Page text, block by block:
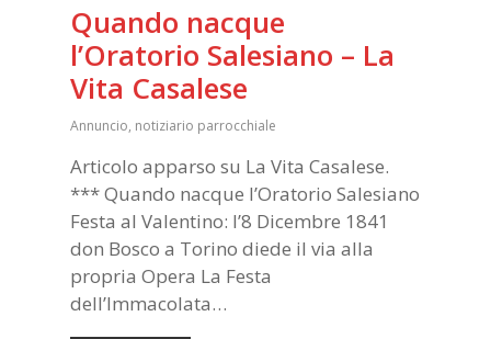
Quando nacque
l’Oratorio Salesiano – La
Vita Casalese
Annuncio, notiziario parrocchiale
Articolo apparso su La Vita Casalese.
*** Quando nacque l’Oratorio Salesiano
Festa al Valentino: l’8 Dicembre 1841
don Bosco a Torino diede il via alla
propria Opera La Festa
dell’Immacolata…